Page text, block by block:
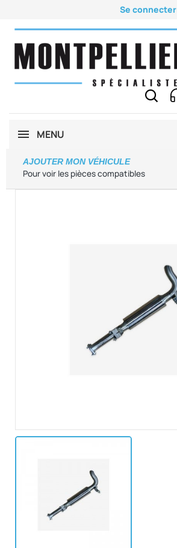
Se connecter
MENU
Pour voir les pièces compatibles
AJOUTER MON VÉHICULE